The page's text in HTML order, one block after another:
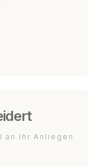
Ihr Anliegen